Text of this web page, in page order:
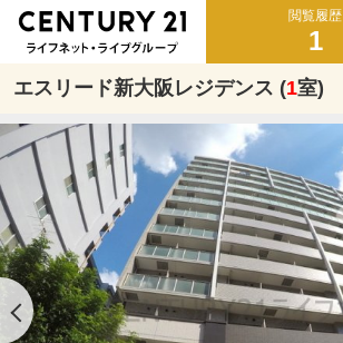
閲覧履歴
1
エスリード新大阪レジデンス (1室)